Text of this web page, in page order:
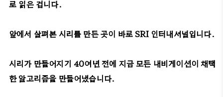
로 읽은 겁니다.
앞에서 살펴본 시리를 만든 곳이 바로 SRI 인터내셔널입니다.
시리가 만들어지기 40여년 전에 지금 모든 내비게이션이 채택
한 알고리즘을 만들어냈습니다.